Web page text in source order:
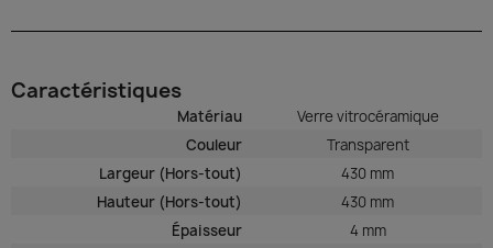
Caractéristiques
Matériau
Verre vitrocéramique
Couleur
Transparent
Largeur (Hors-tout)
430 mm
Hauteur (Hors-tout)
430 mm
Épaisseur
4 mm